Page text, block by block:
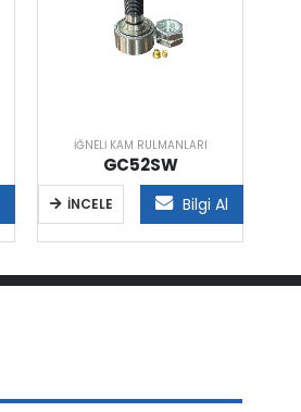
İĞNELI KAM RULMANLARI
GC52SW
İNCELE Bilgi Al